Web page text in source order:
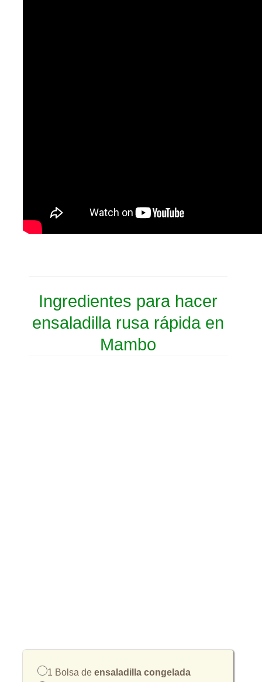
Ingredientes para hacer
ensaladilla rusa rápida en
Mambo
1 Bolsa de ensaladilla congelada